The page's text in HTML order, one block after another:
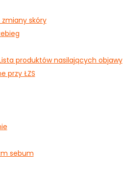
skóry
produktów nasilających objawy
przy ŁZS
sebum